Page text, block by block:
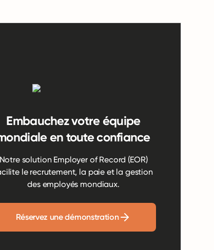
Embauchez votre équipe
en toute confiance
Notre solution Employer of Record (EOR)
le recrutement, la paie et la gestion
des employés mondiaux.
Réservez une démonstration